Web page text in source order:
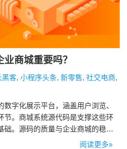
商城重要吗？
黑客, 小程序头条, 新零售, 社交电商,
字化展示平台，涵盖用户浏览、
节。商城系统源代码是支撑这些环
础。源码的质量与企业商城的稳定
。因此商城系统源码对于企业商城
阅读更多»